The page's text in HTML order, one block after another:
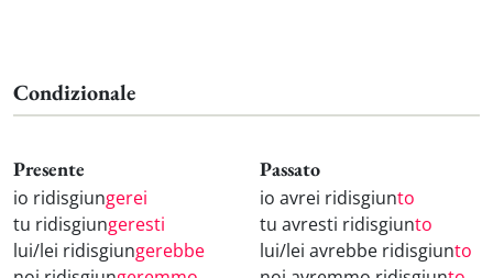
Condizionale
Presente
io ridisgiungerei
tu ridisgiungeresti
lui/lei ridisgiungerebbe
Passato
io avrei ridisgiunto
tu avresti ridisgiunto
lui/lei avrebbe ridisgiunto